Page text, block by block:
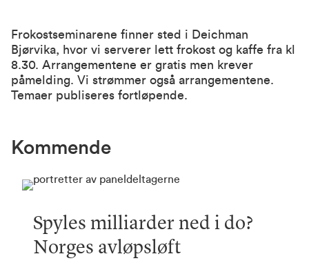
Frokostseminarene finner sted i Deichman
Bjørvika, hvor vi serverer lett frokost og kaffe fra kl
8.30. Arrangementene er gratis men krever
påmelding. Vi strømmer også arrangementene.
Temaer publiseres fortløpende.
Kommende
Spyles milliarder ned i do?
Norges avløpsløft